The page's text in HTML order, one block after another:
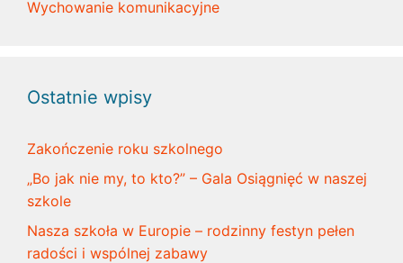
Wychowanie komunikacyjne
Ostatnie wpisy
Zakończenie roku szkolnego
„Bo jak nie my, to kto?” – Gala Osiągnięć w naszej
szkole
Nasza szkoła w Europie – rodzinny festyn pełen
radości i wspólnej zabawy